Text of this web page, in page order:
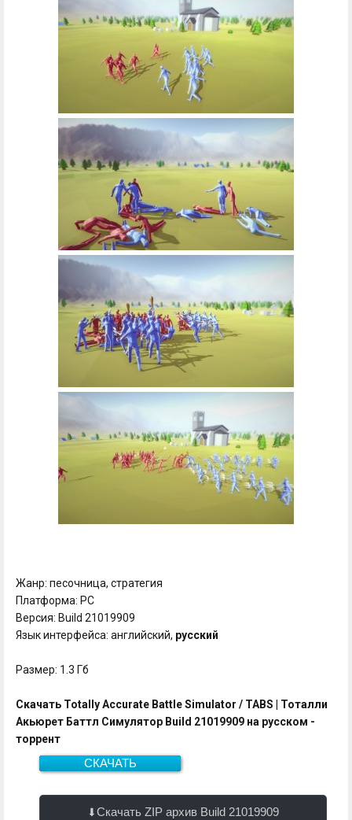
Жанр: песочница, стратегия
Платформа: PC
Версия: Build 21019909
Язык интерфейса: английский, русский
Размер: 1.3 Гб
Скачать Totally Accurate Battle Simulator / TABS | Тоталли
Акьюрет Баттл Симулятор Build 21019909 на русском -
торрент
СКАЧАТЬ
1.3 Гб
Скачать
Скачать ZIP архив Build 21019909